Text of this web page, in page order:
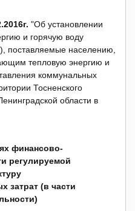
"Об установлении
и горячую воду
поставляемые населению,
тепловую энергию и
коммунальных
Тосненского
области в
финансово-
регулируемой
затрат (в части